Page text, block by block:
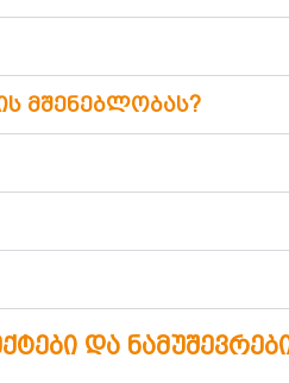
მშენებლობას?
და